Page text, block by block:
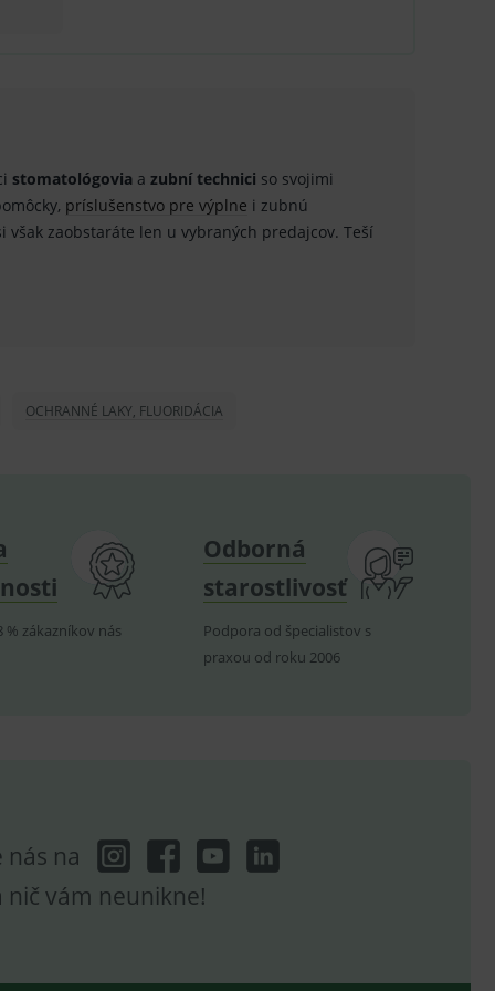
stomatológovia a zubní technici so svojimi
príslušenstvo pre výplne i zubnú
však zaobstaráte len u vybraných predajcov. Teší
OCHRANNÉ LAKY, FLUORIDÁCIA
% zákazníkov nás
Odborná
starostlivosť
Podpora od špecialistov s
praxou od roku 2006
nás na
nič vám neunikne!
k zapamatování
zobrazení
vhodné reklamy.
analytics.
webu používá